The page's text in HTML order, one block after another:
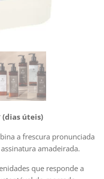
(dias úteis)
a frescura pronunciada
amadeirada.
que responde a